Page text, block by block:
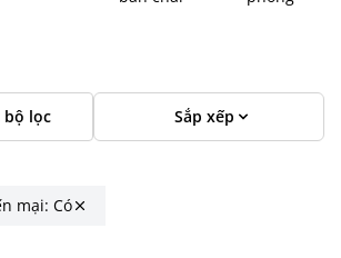
bộ lọc Sắp xếp
mại: Có